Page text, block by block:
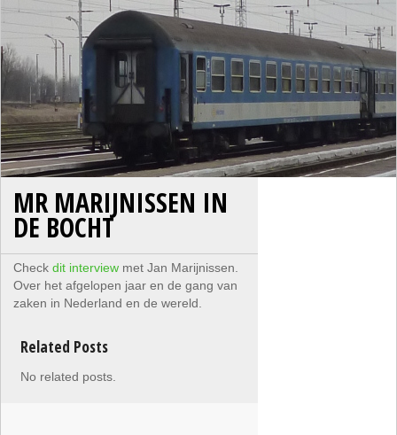
MR MARIJNISSEN IN
DE BOCHT
Checkdit interview met Jan Marijnissen.
Over het afgelopen jaar en de gang van
zaken in Nederland en de wereld.
Related Posts
No related posts.